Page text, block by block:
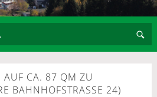
AUF CA. 87 QM ZU
BAHNHOFSTRASSE 24)